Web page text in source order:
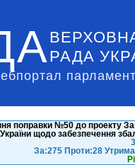
РАДА
поправки №50 до проекту
України щодо забезпечення
За:275 Проти:28